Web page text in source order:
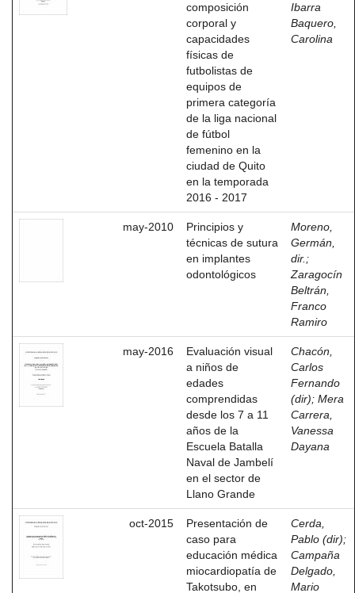
composición
corporal y
capacidades
físicas de
futbolistas de
equipos de
primera categoría
de la liga nacional
de fútbol
femenino en la
ciudad de Quito
en la temporada
2016 - 2017
Ibarra
Baquero,
Carolina
may-2010
Principios y
técnicas de sutura
en implantes
odontológicos
Moreno,
Germán,
dir. ;
Zaragocín
Beltrán,
Franco
Ramiro
may-2016
Evaluación visual
a niños de
edades
comprendidas
desde los 7 a 11
años de la
Escuela Batalla
Naval de Jambelí
en el sector de
Llano Grande
Chacón,
Carlos
Fernando
(dir); Mera
Carrera,
Vanessa
Dayana
oct-2015
Presentación de
caso para
educación médica
miocardiopatía de
Takotsubo, en
Cerda,
Pablo (dir);
Campaña
Delgado,
Mario